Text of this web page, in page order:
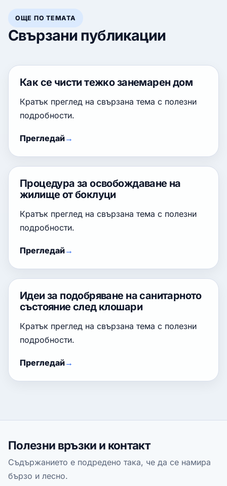
ОЩЕ ПО ТЕМАТА
Свързани публикации
Как се чисти тежко занемарен дом
Кратък преглед на свързана тема с полезни
подробности.
Прегледай
Процедура за освобождаване на
жилище от боклуци
Кратък преглед на свързана тема с полезни
подробности.
Прегледай
Идеи за подобряване на санитарното
състояние след клошари
Кратък преглед на свързана тема с полезни
подробности.
Прегледай
Полезни връзки и контакт
Съдържанието е подредено така, че да се намира
бързо и лесно.